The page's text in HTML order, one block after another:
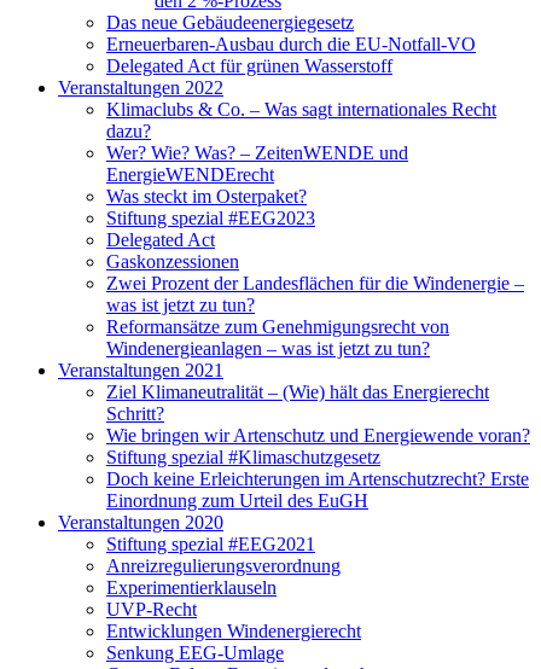
Das neue Gebäudeenergiegesetz
Erneuerbaren-Ausbau durch die EU-Notfall-VO
Delegated Act für grünen Wasserstoff
Veranstaltungen 2022
Klimaclubs & Co. – Was sagt internationales Recht
dazu?
Wer? Wie? Was? – ZeitenWENDE und
EnergieWENDErecht
Was steckt im Osterpaket?
Stiftung spezial #EEG2023
Delegated Act
Gaskonzessionen
Zwei Prozent der Landesflächen für die Windenergie –
was ist jetzt zu tun?
Reformansätze zum Genehmigungsrecht von
Windenergieanlagen – was ist jetzt zu tun?
Veranstaltungen 2021
Ziel Klimaneutralität – (Wie) hält das Energierecht
Schritt?
Wie bringen wir Artenschutz und Energiewende voran?
Stiftung spezial #Klimaschutzgesetz
Doch keine Erleichterungen im Artenschutzrecht? Erste
Einordnung zum Urteil des EuGH
Veranstaltungen 2020
Stiftung spezial #EEG2021
Anreizregulierungsverordnung
Experimentierklauseln
UVP-Recht
Entwicklungen Windenergierecht
Senkung EEG-Umlage